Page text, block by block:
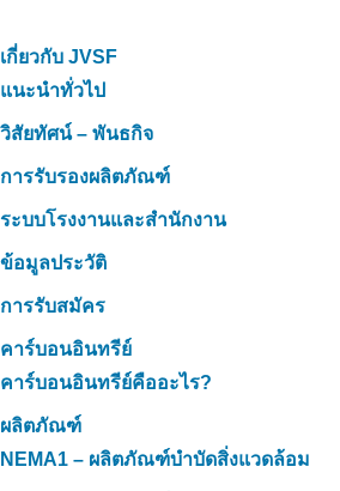
เกี่ยวกับ JVSF
แนะนำทั่วไป
วิสัยทัศน์ – พันธกิจ
การรับรองผลิตภัณฑ์
ระบบโรงงานและสำนักงาน
ข้อมูลประวัติ
การรับสมัคร
คาร์บอนอินทรีย์
คาร์บอนอินทรีย์คืออะไร?
ผลิตภัณฑ์
NEMA1 – ผลิตภัณฑ์บำบัดสิ่งแวดล้อม